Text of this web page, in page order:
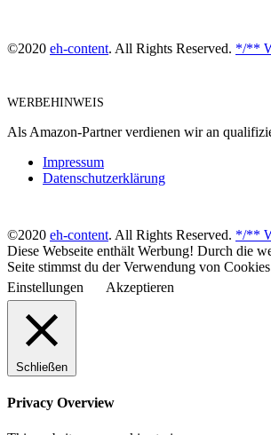
©2020 eh-content. All Rights Reserved. */**
WERBEHINWEIS
Als Amazon-Partner verdienen wir an
Impressum
Datenschutzerklärung
©2020 eh-content. All Rights Reserved. */**
Diese Webseite enthält Werbung! Durch die
Seite stimmst du der Verwendung von
Einstellungen
Akzeptieren
Schließen
Privacy Overview